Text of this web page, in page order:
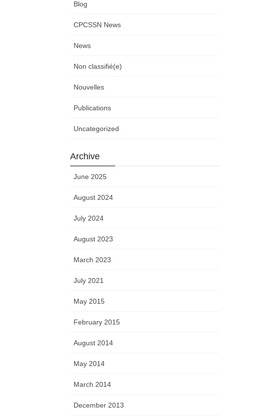
Blog
CPCSSN News
News
Non classifié(e)
Nouvelles
Publications
Uncategorized
Archive
June 2025
August 2024
July 2024
August 2023
March 2023
July 2021
May 2015
February 2015
August 2014
May 2014
March 2014
December 2013